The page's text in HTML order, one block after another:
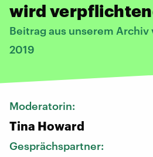
wird
Beitrag aus unserem Archiv
2019
Moderatorin:
Tina Howard
Gesprächspartner: